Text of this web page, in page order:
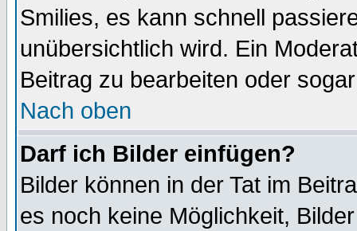
Smilies, es kann schnell
unübersichtlich wird. Ein
Beitrag zu bearbeiten oder
Nach oben
Darf ich Bilder einfügen?
Bilder können in der Tat im
es noch keine Möglichkeit,